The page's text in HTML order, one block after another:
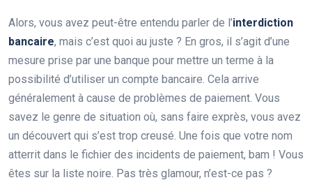
Alors, vous avez peut-être entendu parler de l’interdiction
bancaire, mais c’est quoi au juste ? En gros, il s’agit d’une
mesure prise par une banque pour mettre un terme à la
possibilité d’utiliser un compte bancaire. Cela arrive
généralement à cause de problèmes de paiement. Vous
savez le genre de situation où, sans faire exprès, vous avez
un découvert qui s’est trop creusé. Une fois que votre nom
atterrit dans le fichier des incidents de paiement, bam ! Vous
êtes sur la liste noire. Pas très glamour, n’est-ce pas ?